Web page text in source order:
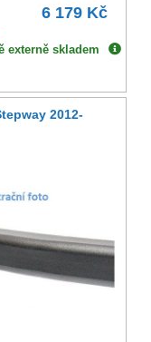
6 179 Kč
externě skladem
2012-